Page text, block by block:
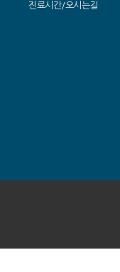
진료시간/오시는길